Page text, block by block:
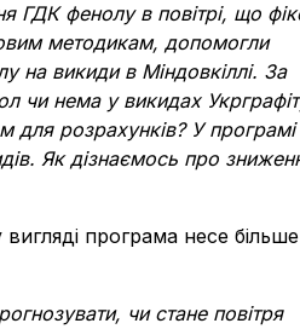
ГДК фенолу в повітрі, що
методикам, допомогли
на викиди в Міндовкіллі. За
чи нема у викидах
для розрахунків? У
Як дізнаємось про
програма несе більше
чи стане повітря